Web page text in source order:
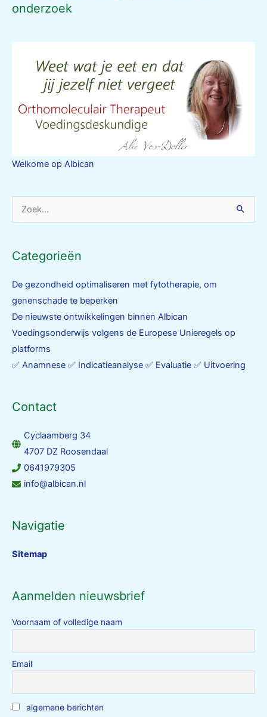
onderzoek
Welkome op Albican
Zoek
Categorieën
De gezondheid optimaliseren met fytotherapie, om
genenschade te beperken
De nieuwste ontwikkelingen binnen Albican
Voedingsonderwijs volgens de Europese Unieregels op
platforms
✅ Anamnese ✅ Indicatieanalyse ✅ Evaluatie ✅ Uitvoering
Contact
Cyclaamberg 34
4707 DZ Roosendaal
0641979305
info@albican.nl
Navigatie
Sitemap
Aanmelden nieuwsbrief
Voornaam of volledige naam
Email
algemene berichten